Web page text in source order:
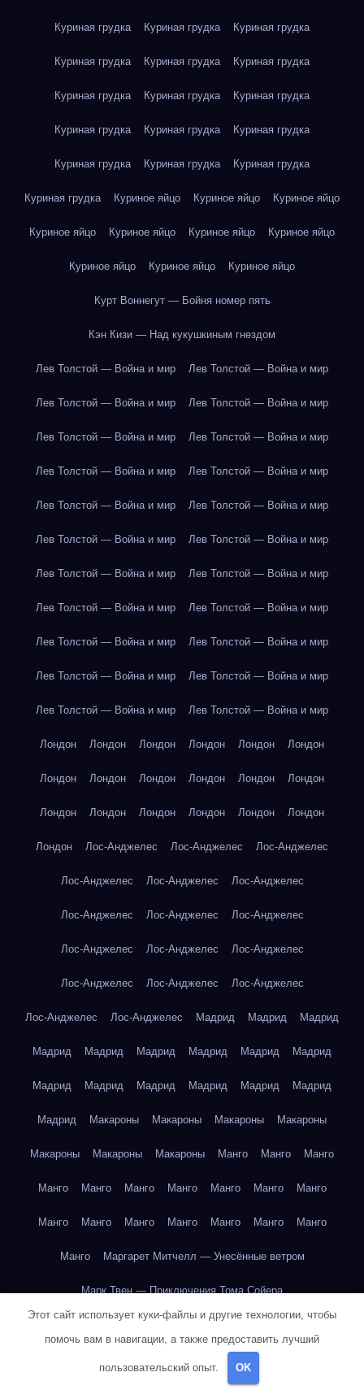
Куриная грудка Куриная грудка Куриная грудка
Куриная грудка Куриная грудка Куриная грудка
Куриная грудка Куриная грудка Куриная грудка
Куриная грудка Куриная грудка Куриная грудка
Куриная грудка Куриная грудка Куриная грудка
Куриная грудка Куриное яйцо Куриное яйцо Куриное яйцо
Куриное яйцо Куриное яйцо Куриное яйцо Куриное яйцо
Куриное яйцо Куриное яйцо Куриное яйцо
Курт Воннегут — Бойня номер пять
Кэн Кизи — Над кукушкиным гнездом
Лев Толстой — Война и мир Лев Толстой — Война и мир
Лев Толстой — Война и мир Лев Толстой — Война и мир
Лев Толстой — Война и мир Лев Толстой — Война и мир
Лев Толстой — Война и мир Лев Толстой — Война и мир
Лев Толстой — Война и мир Лев Толстой — Война и мир
Лев Толстой — Война и мир Лев Толстой — Война и мир
Лев Толстой — Война и мир Лев Толстой — Война и мир
Лев Толстой — Война и мир Лев Толстой — Война и мир
Лев Толстой — Война и мир Лев Толстой — Война и мир
Лев Толстой — Война и мир Лев Толстой — Война и мир
Лев Толстой — Война и мир Лев Толстой — Война и мир
Лондон Лондон Лондон Лондон Лондон Лондон
Лондон Лондон Лондон Лондон Лондон Лондон
Лондон Лондон Лондон Лондон Лондон Лондон
Лондон Лос-Анджелес Лос-Анджелес Лос-Анджелес
Лос-Анджелес Лос-Анджелес Лос-Анджелес
Лос-Анджелес Лос-Анджелес Лос-Анджелес
Лос-Анджелес Лос-Анджелес Лос-Анджелес
Лос-Анджелес Лос-Анджелес Лос-Анджелес
Лос-Анджелес Лос-Анджелес Мадрид Мадрид Мадрид
Мадрид Мадрид Мадрид Мадрид Мадрид Мадрид
Мадрид Мадрид Мадрид Мадрид Мадрид Мадрид
Мадрид Макароны Макароны Макароны Макароны
Макароны Макароны Макароны Манго Манго Манго
Манго Манго Манго Манго Манго Манго Манго
Манго Манго Манго Манго Манго Манго Манго
Манго Маргарет Митчелл — Унесённые ветром
Марк Твен — Приключения Тома Сойера
Марк Твен — Приключения Тома Сойера
Этот сайт использует куки-файлы и другие технологии, чтобы
помочь вам в навигации, а также предоставить лучший
пользовательский опыт. OK